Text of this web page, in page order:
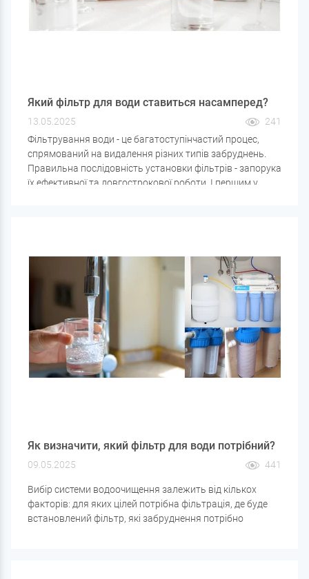
Який фільтр для води ставиться насамперед?
13.05.2025
241
Фільтрування води - це багатоступінчастий процес,
спрямований на видалення різних типів забруднень.
Правильна послідовність установки фільтрів - запорука
їх ефективної та довгострокової роботи. І першим у
Як визначити, який фільтр для води потрібний?
09.05.2025 441
Вибір системи водоочищення залежить від кількох
факторів: для яких цілей потрібна фільтрація, де буде
встановлений фільтр, які забруднення потрібно